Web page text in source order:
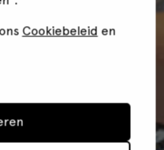
Cookiebeleid en